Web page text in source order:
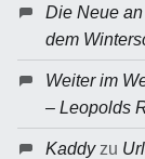
Die Neue
dem
Weiter im
– Leopolds
Kaddyzu